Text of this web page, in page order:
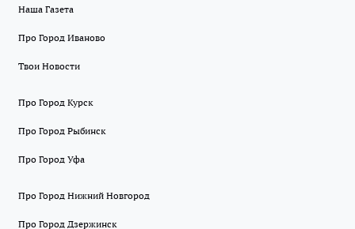
Наша Газета
Про Город Иваново
Твои Новости
Про Город Курск
Про Город Рыбинск
Про Город Уфа
Про Город Нижний Новгород
Про Город Дзержинск